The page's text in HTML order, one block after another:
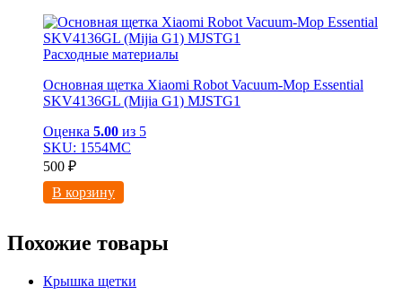
Расходные материалы
Основная щетка Xiaomi Robot Vacuum-Mop Essential
SKV4136GL (Mijia G1) MJSTG1
Оценка 5.00 из 5
SKU: 1554МС
500 ₽
В корзину
Похожие товары
Крышка щетки